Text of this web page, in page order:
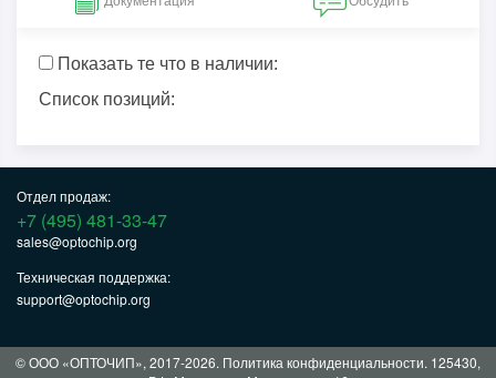
Показать те что в наличии:
Список позиций:
Отдел продаж:
+7 (495) 481-33-47
sales@optochip.org
Техническая поддержка:
support@optochip.org
© ООО «ОПТОЧИП», 2017-2026. Политика конфиденциальности. 125430,